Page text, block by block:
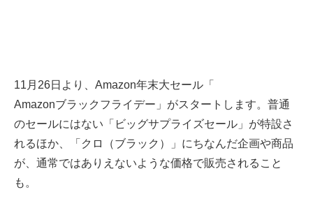
11月26日より、Amazon年末大セール「
Amazonブラックフライデー 」がスタートします。普通
のセールにはない「ビッグサプライズセール」が特設さ
れるほか、「クロ（ブラック）」にちなんだ企画や商品
が、通常ではありえないような価格で販売されること
も。